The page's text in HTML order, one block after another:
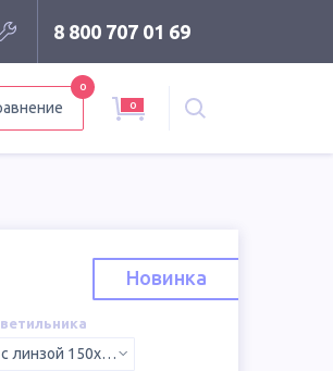
8 800 707 01 69
0
0
Новинка
850 SW – CRI 80, 5000K, с линзой 150x50°